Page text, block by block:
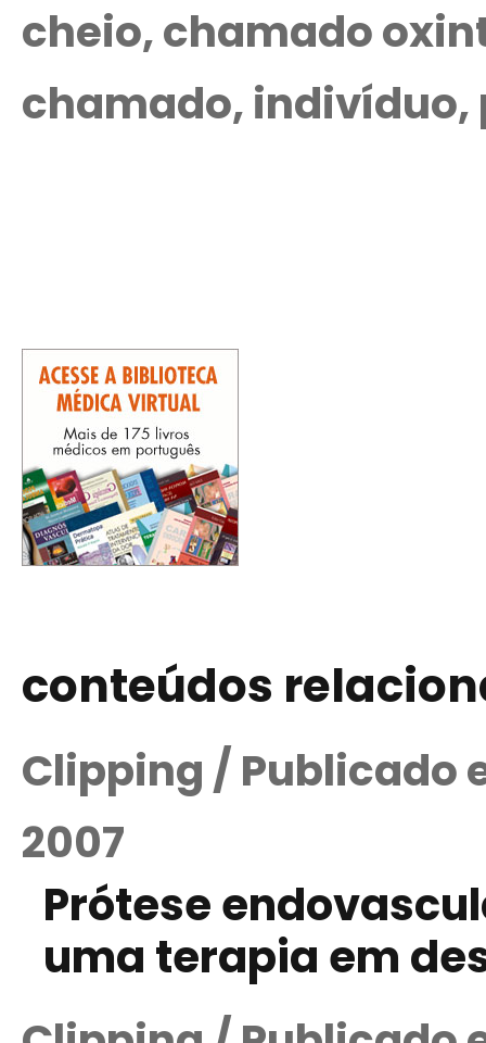
cheio, chamado
chamado, indivíduo,
conteúdos
Clipping / Publicado
2007
Prótese
uma terapia em